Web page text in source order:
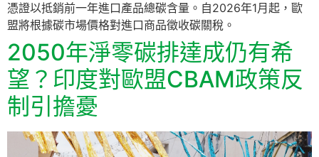
憑證以抵銷前一年進口產品總碳含量。自2026年1月起，歐
盟將根據碳市場價格對進口商品徵收碳關稅。
2050年淨零碳排達成仍有希
望？印度對歐盟CBAM政策反
制引擔憂